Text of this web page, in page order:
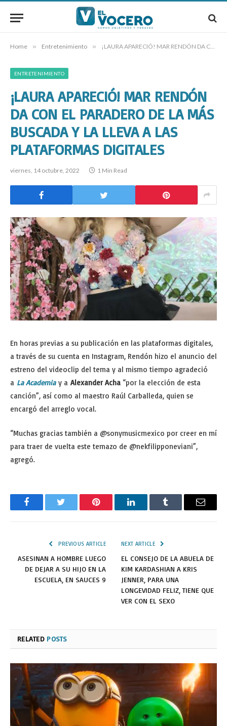
Home » Entretenimiento » ¡LAURA APARECIÓ! MAR RENDÓN DA CON EL PARADERO DE LA MÁS BUSCADA Y LA LLEVA A LAS PLATAFORMAS DIGITALES
ENTRETENIMIENTO
¡LAURA APARECIÓ! MAR RENDÓN
DA CON EL PARADERO DE LA MÁS
BUSCADA Y LA LLEVA A LAS
PLATAFORMAS DIGITALES
viernes, 14 octubre, 2022 1 Min Read
En horas previas a su publicación en las plataformas digitales,
a través de su cuenta en Instagram, Rendón hizo el anuncio del
estreno del videoclip del tema y al mismo tiempo agradeció
a La Academiay a Alexander Acha “por la elección de esta
canción”, así como al maestro Raúl Carballeda, quien se
encargó del arreglo vocal.
“Muchas gracias también a @sonymusicmexico por creer en mí
para traer de vuelta este temazo de @nekfilipponeviani”,
agregó.
FacebookTwitter Pinterest LinkedInTumblr Email
PREVIOUS ARTICLE
ASESINAN A HOMBRE LUEGO
DE DEJAR A SU HIJO EN LA
ESCUELA, EN SAUCES 9
NEXT ARTICLE
EL CONSEJO DE LA ABUELA DE
KIM KARDASHIAN A KRIS
JENNER, PARA UNA
LONGEVIDAD FELIZ, TIENE QUE
VER CON EL SEXO
RELATED POSTS